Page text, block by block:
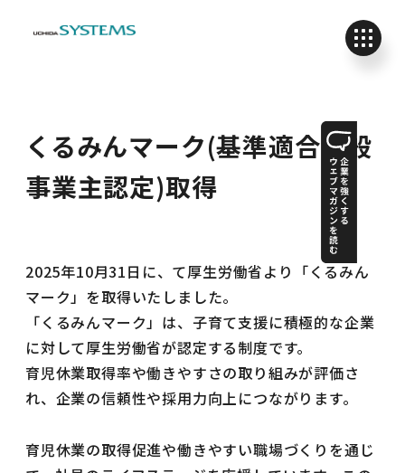
くるみんマーク(基準適合一般
事業主認定)取得
2025年10月31日に、て厚生労働省より「くるみん
マーク」を取得いたしました。
「くるみんマーク」は、子育て支援に積極的な企業
に対して厚生労働省が認定する制度です。
育児休業取得率や働きやすさの取り組みが評価さ
れ、企業の信頼性や採用力向上につながります。
育児休業の取得促進や働きやすい職場づくりを通じ